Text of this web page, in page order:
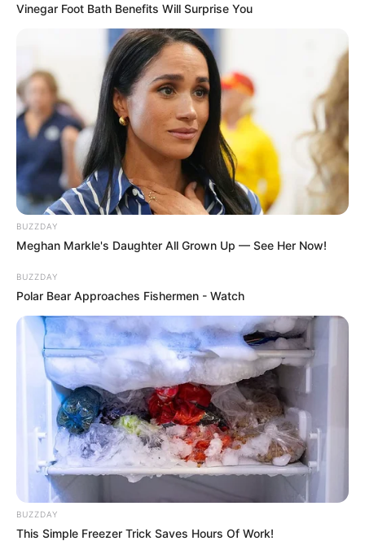
12:26 / 06 Avqust 2026 SİYASƏT
Ermənilərin Bakıdakı məhkəməsində yekun
qərar
elan olundu
82 0 0
11:25 / 06 Avqust 2026 CƏMİYYƏT
DSMF açıqlama yaydı
82
Vinegar Foot Bath Benefits Will Surprise You
BUZZDAY
Meghan Markle's Daughter All Grown Up — See Her Now!
BUZZDAY
Polar Bear Approaches Fishermen - Watch
BUZZDAY
This Simple Freezer Trick Saves Hours Of Work!